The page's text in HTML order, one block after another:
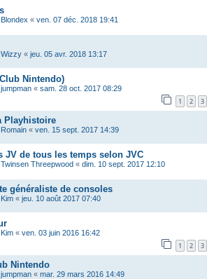
Blondex « ven. 07 déc. 2018 19:41
Wizzy « jeu. 05 avr. 2018 13:17
Nintendo)
jumpman « sam. 28 oct. 2017 08:29
1 2 3
Playhistoire
Romain « ven. 15 sept. 2017 14:39
JV de tous les temps selon JVC
Twinsen Threepwood « dim. 10 sept. 2017 12:10
généraliste de consoles
Kim « jeu. 10 août 2017 07:40
Kim « ven. 03 juin 2016 16:42
1 2 3
Nintendo
jumpman « mar. 29 mars 2016 14:49